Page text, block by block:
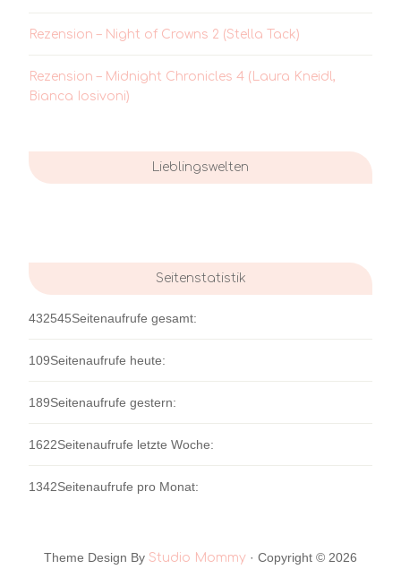
Rezension – Night of Crowns 2 (Stella Tack)
Rezension – Midnight Chronicles 4 (Laura Kneidl,
Bianca Iosivoni)
Lieblingswelten
Seitenstatistik
432545Seitenaufrufe gesamt:
109Seitenaufrufe heute:
189Seitenaufrufe gestern:
1622Seitenaufrufe letzte Woche:
1342Seitenaufrufe pro Monat:
Theme Design By Studio Mommy · Copyright © 2026